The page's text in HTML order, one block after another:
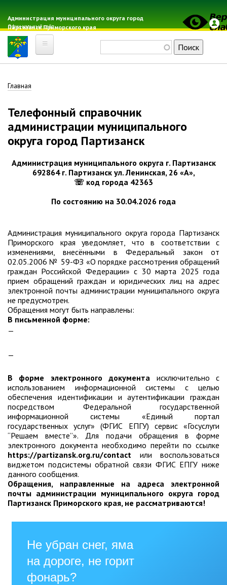
основному
содержанию
Администрация муниципального округа город
Партизанск Приморского края
Официальный сайт
Главная
Гражданская оборона
Расписание автобусов
Расписание электричек
Свод-WEB
Партизанск
Геральдика
Партизанского городского
округа»
Историческая справка
Почётные жители
Фотогалерея
Старые фотографии нашего
города
Сучанские каменноугольные копи
Книга «Партизанску 125 лет. Город в
лицах и судьбах.»
Книга «О геологах – с пристрастием»
Книга "Партизанск. Энергия времени."
Глава МОГП
Отчёты главы
Первый заместитель
август 2026 г.
июль 2026 г.
июнь 2026 г.
Строка
навигации
Главная
Телефонный справочник
администрации муниципального
округа город Партизанск
Администрация муниципального округа г. Партизанск
692864 г. Партизанск ул. Ленинская, 26 «А»,
☏ код города 42363
По состоянию на 30.04.2026 года
Администрация муниципального округа города Партизанск
Приморского края уведомляет, что в соответствии с
изменениями, внесёнными в Федеральный закон от
02.05.2006 № 59-ФЗ «О порядке рассмотрения обращений
граждан Российской Федерации» с 30 марта 2025 года
прием обращений граждан и юридических лиц на адрес
электронной почты администрации муниципального округа
не предусмотрен.
Обращения могут быть направлены:
В письменной форме:
В форме электронного документа исключительно с
использованием информационной системы с целью
обеспечения идентификации и аутентификации граждан
посредством Федеральной государственной
информационной системы «Единый портал
государственных услуг» (ФГИС ЕПГУ) сервис «Госуслуги
“Решаем вместе”». Для подачи обращения в форме
электронного документа необходимо перейти по ссылке
https://partizansk.org.ru/contact или воспользоваться
виджетом подсистемы обратной связи ФГИС ЕПГУ ниже
данного сообщения.
Обращения, направленные на адреса электронной
почты администрации муниципального округа город
Партизанск Приморского края, не рассматриваются!